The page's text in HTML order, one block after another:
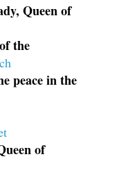
Queen of
the
peace in the
of